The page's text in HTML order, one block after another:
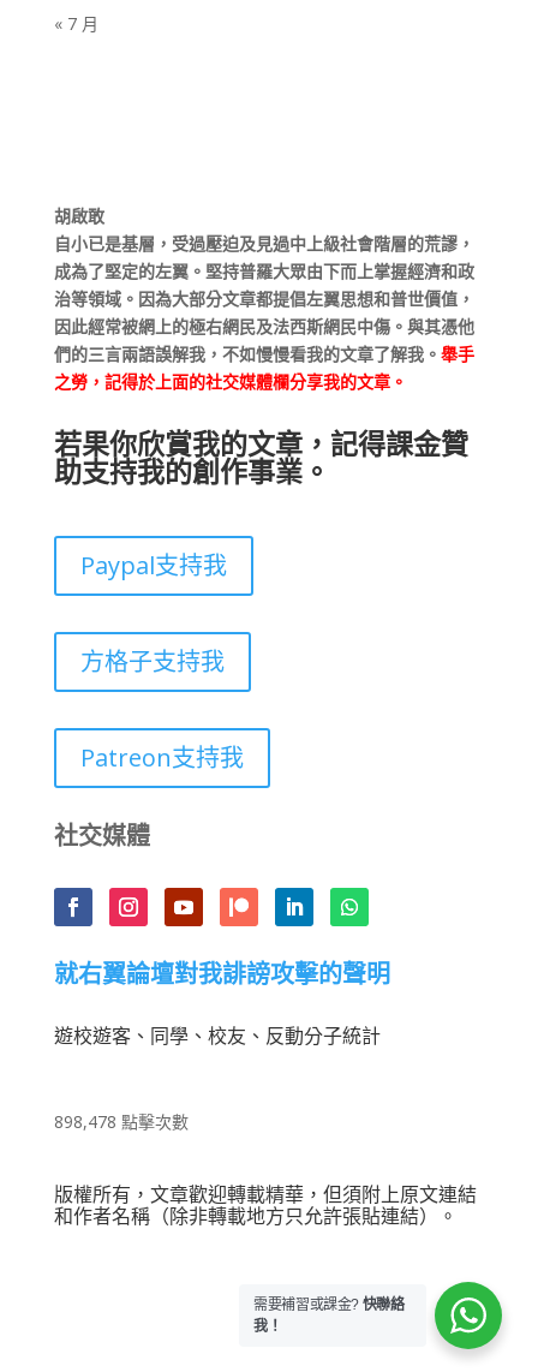
« 7 月
胡啟敢
自小已是基層，受過壓迫及見過中上級社會階層的荒謬，
成為了堅定的左翼。堅持普羅大眾由下而上掌握經濟和政
治等領域。因為大部分文章都提倡左翼思想和普世價值，
因此經常被網上的極右網民及法西斯網民中傷。與其憑他
們的三言兩語誤解我，不如慢慢看我的文章了解我。 舉手
之勞，記得於上面的社交媒體欄分享我的文章。
若果你欣賞我的文章，記得課金贊
助支持我的創作事業。
Paypal支持我
方格子支持我
Patreon支持我
社交媒體
就右翼論壇對我誹謗攻擊的聲明
遊校遊客、同學、校友、反動分子統計
898,478 點擊次數
版權所有，文章歡迎轉載精華，但須附上原文連結
和作者名稱（除非轉載地方只允許張貼連結）。
需要補習或課金? 快聯絡
我！